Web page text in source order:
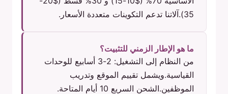
35).آلاتنا تدعم التكوينات متعددة الأسعار.
ما هو الإطار الزمني للتثبيت؟
من النظام إلى التشغيل: 2-3 أسابيع للوحدات
القياسية.ويشمل تقييم الموقع وتدريب
الموظفين.الشحن السريع 10 أيام المتاحة.